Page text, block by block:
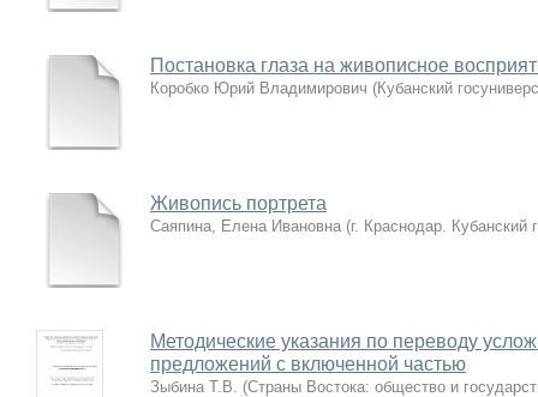
Постановка глаза на живописное
Коробко Юрий Владимирович (Кубанский
Живопись портрета
Саяпина, Елена Ивановна (г. Краснодар. Кубанский
Методические указания по переводу
предложений с включенной частью
Зыбина Т.В. (Страны Востока: общество и